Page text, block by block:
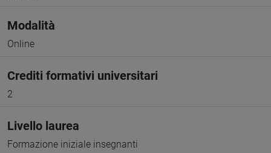
Modalità
Online
Crediti formativi universitari
2
Livello laurea
Formazione iniziale insegnanti